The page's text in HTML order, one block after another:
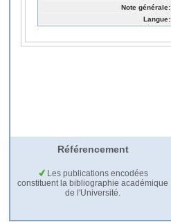
Note générale:
Langue:
Référencement
Les publications encodées
constituent la bibliographie académique
de l'Université.